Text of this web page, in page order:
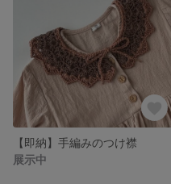
【即納】手編みのつけ襟
展示中